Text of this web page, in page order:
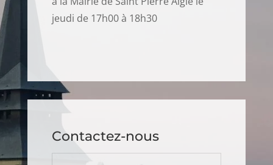
jeudi de 17h00 à 18h30
Contactez-nous